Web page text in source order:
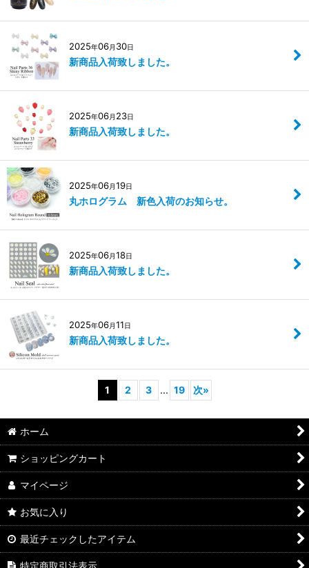
2025年06月 30日
新商品入荷致しました。
2025年06月 23日
新商品入荷致しました。
2025年06月19日
丸ホログラム 新色入荷のお知らせ。
2025年06月18日
新商品入荷致しました。
2025年06月11日
新商品入荷致しました。
1 2 3 ... 19 次»
ホーム
ショッピングカート
マイページ
お気に入り
最近チェックしたアイテム
特定商取引法表示